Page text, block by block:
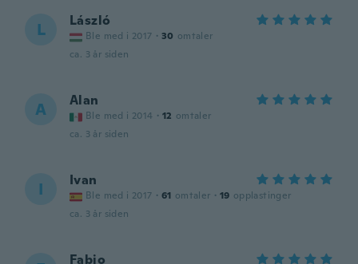
L László
Ble med i 2017 · 30 omtaler
ca. 3 år siden
A Alan
Ble med i 2014 · 12 omtaler
ca. 3 år siden
I Ivan
Ble med i 2017 · 61 omtaler · 19 opplastinger
ca. 3 år siden
Fabio